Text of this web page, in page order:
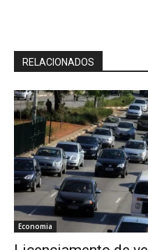
RELACIONADOS
Economia